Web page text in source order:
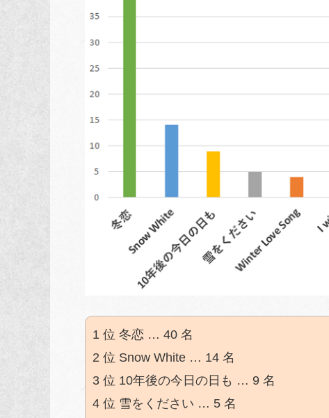
1 位 冬恋 … 40 名
2 位 Snow White … 14 名
3 位 10年後の今日の日も … 9 名
4 位 雪をください … 5 名